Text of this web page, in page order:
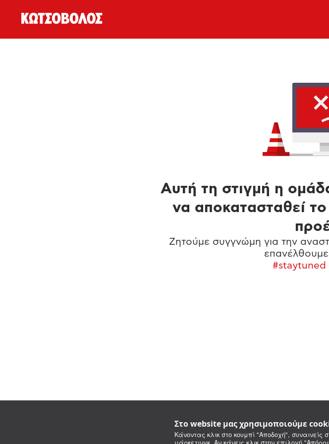
Στο website μας χρησιμοποιούμε
Κάνοντας κλικ στο κουμπί "Αποδοχή", συναινείς
Αυτή τη στιγμή η
να αποκατασταθεί
Ζητούμε συγγνώμη για την
#staytuned